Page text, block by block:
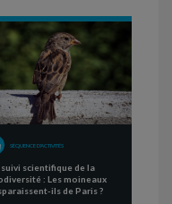
SÉQUENCE D'ACTIVITÉS
suivi scientifique de la
: Les moineaux
ils de Paris ?